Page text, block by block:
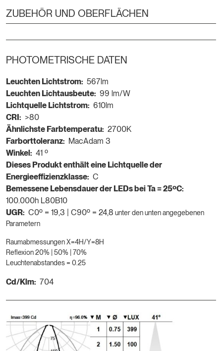
ZUBEHÖR UND OBERFLÄCHEN
PHOTOMETRISCHE DATEN
Leuchten Lichtstrom: 567lm
Leuchten Lichtausbeute: 99 lm/W
Lichtquelle Lichtstrom: 610lm
CRI: >80
Ähnlichste Farbtemperatu: 2700K
Farborttoleranz: MacAdam 3
Winkel: 41 º
Dieses Produkt enthält eine Lichtquelle der
Energieeffizienzklasse: C
Bemessene Lebensdauer der LEDs bei Ta = 25ºC:
100.000h L80B10
UGR: C0º = 19,3 | C90º = 24,8 unter den unten angegebenen
Parametern
Raumabmessungen X=4H/Y=8H
Reflexion 20% | 50% | 70%
Leuchtenabstandes = 0.25
Cd/Klm: 704